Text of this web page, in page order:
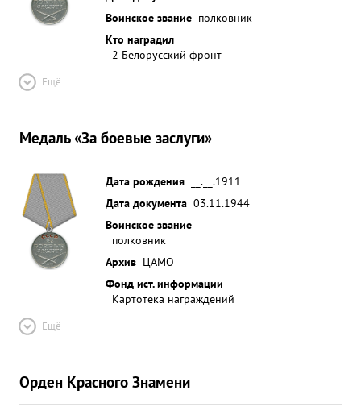
стороны врагу в Политотдела живой силе дивизии
и технике по Особенподготовке всего личного
состава по овладению сильно укрепленного
плецдар- Ма немцев и взятии города Остроление.
Воинское звание полковник
Кто наградил
2 Белорусский фронт
Ещё
Медаль «За боевые заслуги»
Дата рождения
__.__.1911
Дата документа 03.11.1944
Воинское звание
полковник
Архив ЦАМО
Фонд ист. информации
Картотека награждений
Ещё
Орден Красного Знамени